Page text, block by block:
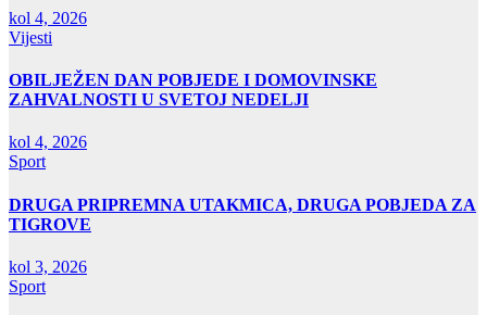
kol 4, 2026
Vijesti
OBILJEŽEN DAN POBJEDE I DOMOVINSKE
ZAHVALNOSTI U SVETOJ NEDELJI
kol 4, 2026
Sport
DRUGA PRIPREMNA UTAKMICA, DRUGA POBJEDA ZA
TIGROVE
kol 3, 2026
Sport